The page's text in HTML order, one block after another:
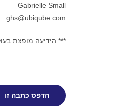
Gabrielle Small
ghs@ubiqube.com
*** הידיעה מופצת
הדפס כתבה זו